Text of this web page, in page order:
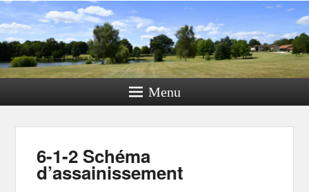
Menu
6-1-2 Schéma
d’assainissement